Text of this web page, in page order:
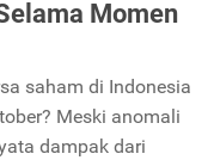
Momen
saham di Indonesia
Meski anomali
dampak dari